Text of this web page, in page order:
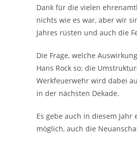
Dank für die vielen
nichts wie es war, aber wir
Jahres rüsten und auch die
Die Frage, welche
Hans Rock so: die
Werkfeuerwehr wird dabei
in der nächsten Dekade.
Es gebe auch in diesem
möglich, auch die